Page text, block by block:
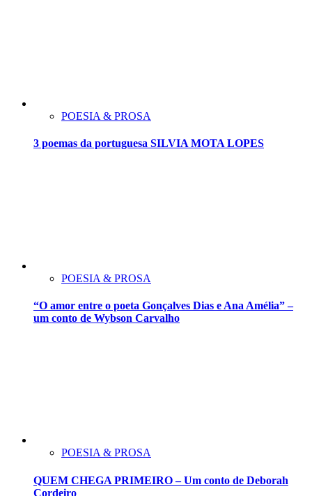
POESIA & PROSA
3 poemas da portuguesa SILVIA MOTA LOPES
POESIA & PROSA
“O amor entre o poeta Gonçalves Dias e Ana Amélia” –
um conto de Wybson Carvalho
POESIA & PROSA
QUEM CHEGA PRIMEIRO – Um conto de Deborah
Cordeiro